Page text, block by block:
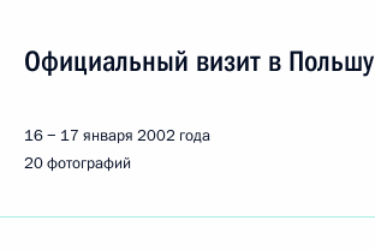
Официальный визит в Польшу
16 − 17 января 2002 года
20 фотографий